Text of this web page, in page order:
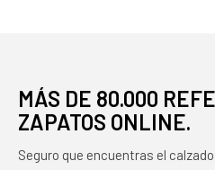
MÁS DE 80.000
ZAPATOS ONLINE.
Seguro que encuentras el